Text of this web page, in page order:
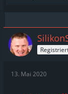
13. Mai 2020